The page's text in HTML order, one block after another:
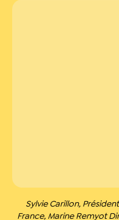
Sylvie Carillon,
France, Marine Remyot